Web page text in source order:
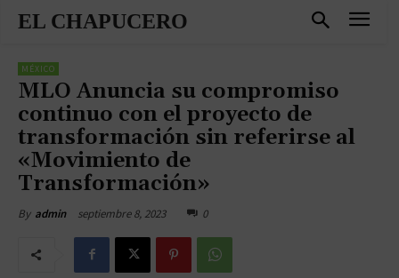
EL CHAPUCERO
MÉXICO
MLO Anuncia su compromiso
continuo con el proyecto de
transformación sin referirse al
«Movimiento de
Transformación»
By admin septiembre 8, 2023 0